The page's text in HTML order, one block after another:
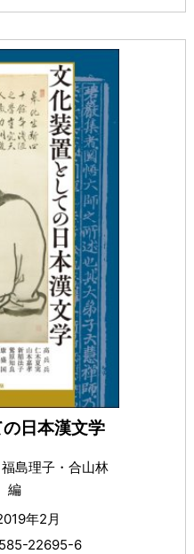
日本漢文学
島理子・合山林
編
年2月
22695-6